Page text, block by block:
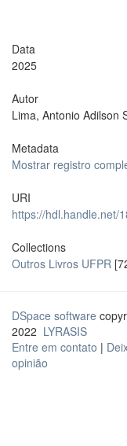
Data
2025
Autor
Lima, Antonio Adilson
Metadata
Mostrar registro
URI
https://hdl.handle.net/
Collections
Outros Livros UFPR
DSpace software
2022 LYRASIS
Entre em contato |
opinião